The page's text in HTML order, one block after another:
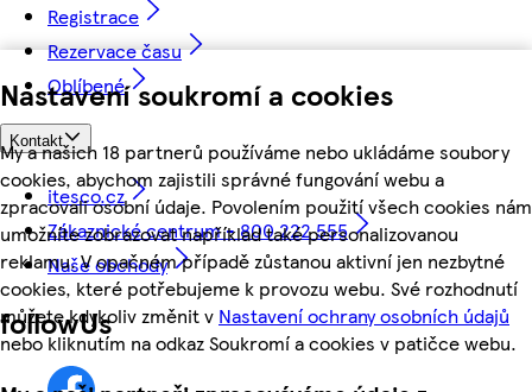
Nastavení soukromí a cookies
My a našich 18 partnerů používáme nebo ukládáme soubory
cookies, abychom zajistili správné fungování webu a
zpracovali osobní údaje. Povolením použití všech cookies nám
umožníte zobrazovat například také personalizovanou
reklamu. V opačném případě zůstanou aktivní jen nezbytné
cookies, které potřebujeme k provozu webu. Své rozhodnutí
můžete kdykoliv změnit v Nastavení ochrany osobních údajů
nebo kliknutím na odkaz Soukromí a cookies v patičce webu.
Registrace
Rezervace času
Oblíbené
Kontakt
itesco.cz
Zákaznické centrum - 800 222 555
Naše obchody
followUs